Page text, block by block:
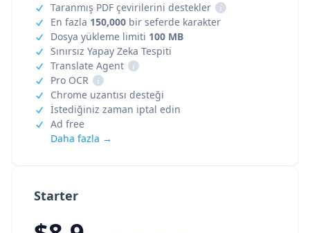
Starter
Taranmış PDF çevirilerini destekler
i
En fazla 150,000 bir seferde karakter
Dosya yükleme limiti 100 MB
Sınırsız Yapay Zeka Tespiti
Translate Agent
i
Pro OCR
i
Chrome uzantısı desteği
İstediğiniz zaman iptal edin
Ad free
Daha fazla →